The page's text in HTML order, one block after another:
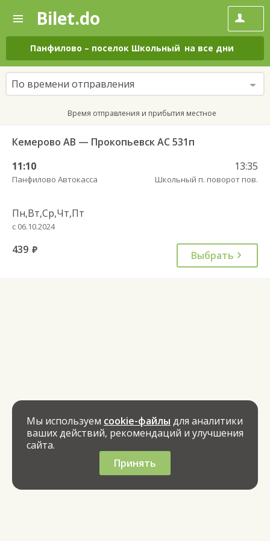
—
Поиск
и
покупка
билетов
на
автобус
онлайн
Bilet.do
Панфилово – поселок Школьный на все дни
По времени отправления
Время отправления и прибытия местное
Кемерово АВ — Прокопьевск АС 531п
11:10
Панфилово Автокасса
13:35
Школьный п. поворот пов.
Пн,Вт,Ср,Чт,Пт
с 06.10.2024
439 руб. Выбрать
Мы используем cookie-файлы для аналитики
ваших действий, рекомендаций и улучшения
сайта.
Принять